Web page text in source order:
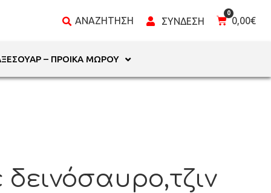
0,00€
– ΠΡΟΊΚΑ ΜΩΡΟΎ